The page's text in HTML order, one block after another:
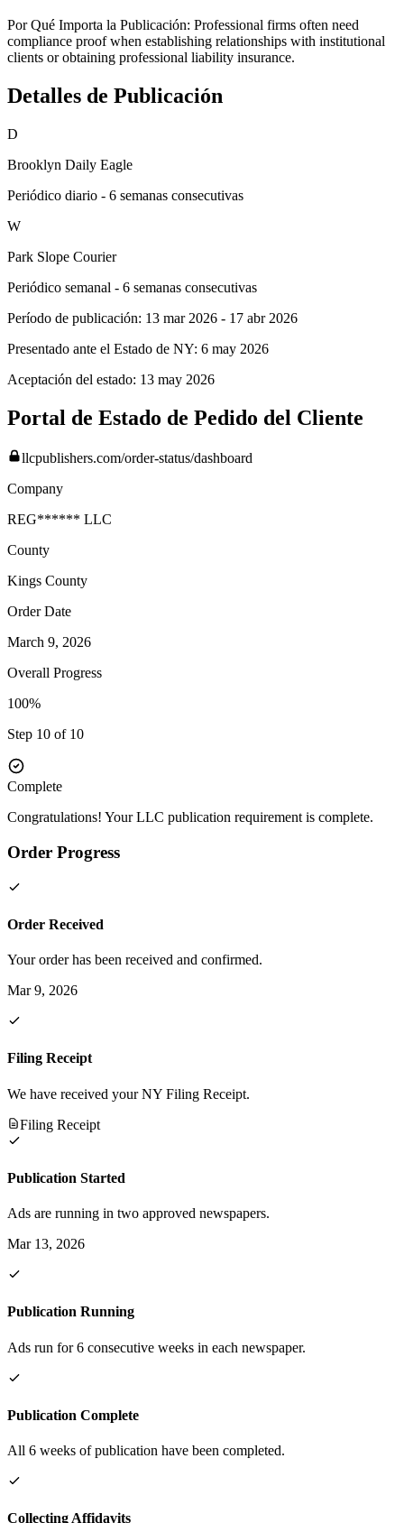
Por Qué Importa la Publicación: Professional firms often need
compliance proof when establishing relationships with institutional
clients or obtaining professional liability insurance.
Detalles de Publicación
D
Brooklyn Daily Eagle
Periódico diario - 6 semanas consecutivas
W
Park Slope Courier
Periódico semanal - 6 semanas consecutivas
Período de publicación: 13 mar 2026 - 17 abr 2026
Presentado ante el Estado de NY: 6 may 2026
Aceptación del estado: 13 may 2026
Portal de Estado de Pedido del Cliente
llcpublishers.com/order-status/dashboard
Company
REG****** LLC
County
Kings County
Order Date
March 9, 2026
Overall Progress
100%
Step 10 of 10
Complete
Congratulations! Your LLC publication requirement is complete.
Order Progress
Order Received
Your order has been received and confirmed.
Mar 9, 2026
Filing Receipt
We have received your NY Filing Receipt.
Filing Receipt
Publication Started
Ads are running in two approved newspapers.
Mar 13, 2026
Publication Running
Ads run for 6 consecutive weeks in each newspaper.
Publication Complete
All 6 weeks of publication have been completed.
Collecting Affidavits